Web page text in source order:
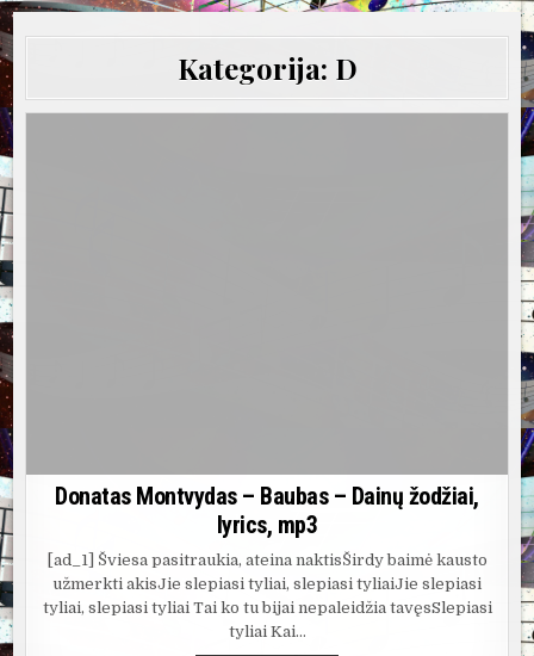
Kategorija: D
Donatas Montvydas – Baubas – Dainų žodžiai,
lyrics, mp3
[ad_1] Šviesa pasitraukia, ateina naktisŠirdy baimė kausto
užmerkti akisJie slepiasi tyliai, slepiasi tyliaiJie slepiasi
tyliai, slepiasi tyliai Tai ko tu bijai nepaleidžia tavęsSlepiasi
tyliai Kai…